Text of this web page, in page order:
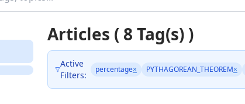
Articles ( 8 Tag(s) )
Active
Filters:
percentage× PYTHAGOREAN_THEOREM×